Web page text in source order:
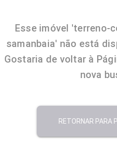
Esse imóvel 'terreno-
samanbaia' não está
Gostaria de voltar à
nova
RETORNAR PARA